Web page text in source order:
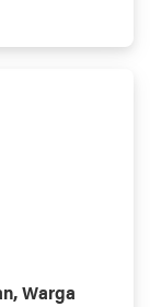
Warga